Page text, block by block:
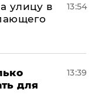
улицу в
13:54
для
13:39